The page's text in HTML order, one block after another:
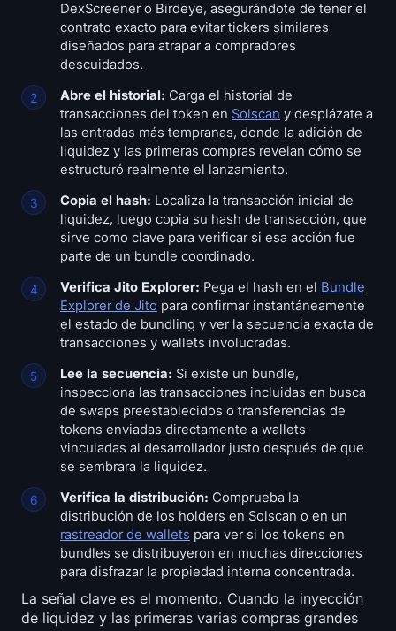
DexScreener o Birdeye, asegurándote de tener el
contrato exacto para evitar tickers similares
diseñados para atrapar a compradores
descuidados.
Abre el historial: Carga el historial de
transacciones del token en Solscan y desplázate a
las entradas más tempranas, donde la adición de
liquidez y las primeras compras revelan cómo se
estructuró realmente el lanzamiento.
Copia el hash: Localiza la transacción inicial de
liquidez, luego copia su hash de transacción, que
sirve como clave para verificar si esa acción fue
parte de un bundle coordinado.
Verifica Jito Explorer: Pega el hash en el Bundle
Explorer de Jito para confirmar instantáneamente
el estado de bundling y ver la secuencia exacta de
transacciones y wallets involucradas.
Lee la secuencia: Si existe un bundle,
inspecciona las transacciones incluidas en busca
de swaps preestablecidos o transferencias de
tokens enviadas directamente a wallets
vinculadas al desarrollador justo después de que
se sembrara la liquidez.
Verifica la distribución: Comprueba la
distribución de los holders en Solscan o en un
rastreador de wallets para ver si los tokens en
bundles se distribuyeron en muchas direcciones
para disfrazar la propiedad interna concentrada.
La señal clave es el momento. Cuando la inyección
de liquidez y las primeras varias compras grandes